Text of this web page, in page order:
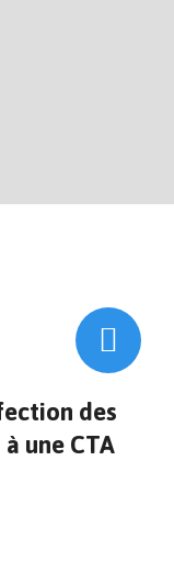
des
une CTA